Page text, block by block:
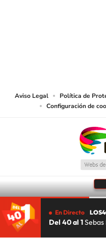
Aviso Legal Política de
Configuración de
En Directo
Del 40 al 1Sebas